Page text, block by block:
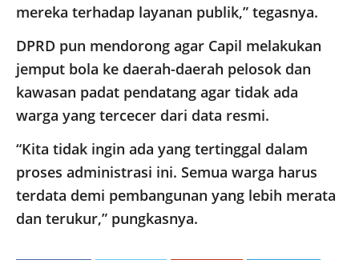
mereka terhadap layanan publik,” tegasnya.
DPRD pun mendorong agar Capil melakukan
jemput bola ke daerah-daerah pelosok dan
kawasan padat pendatang agar tidak ada
warga yang tercecer dari data resmi.
“Kita tidak ingin ada yang tertinggal dalam
proses administrasi ini. Semua warga harus
terdata demi pembangunan yang lebih merata
dan terukur,” pungkasnya.